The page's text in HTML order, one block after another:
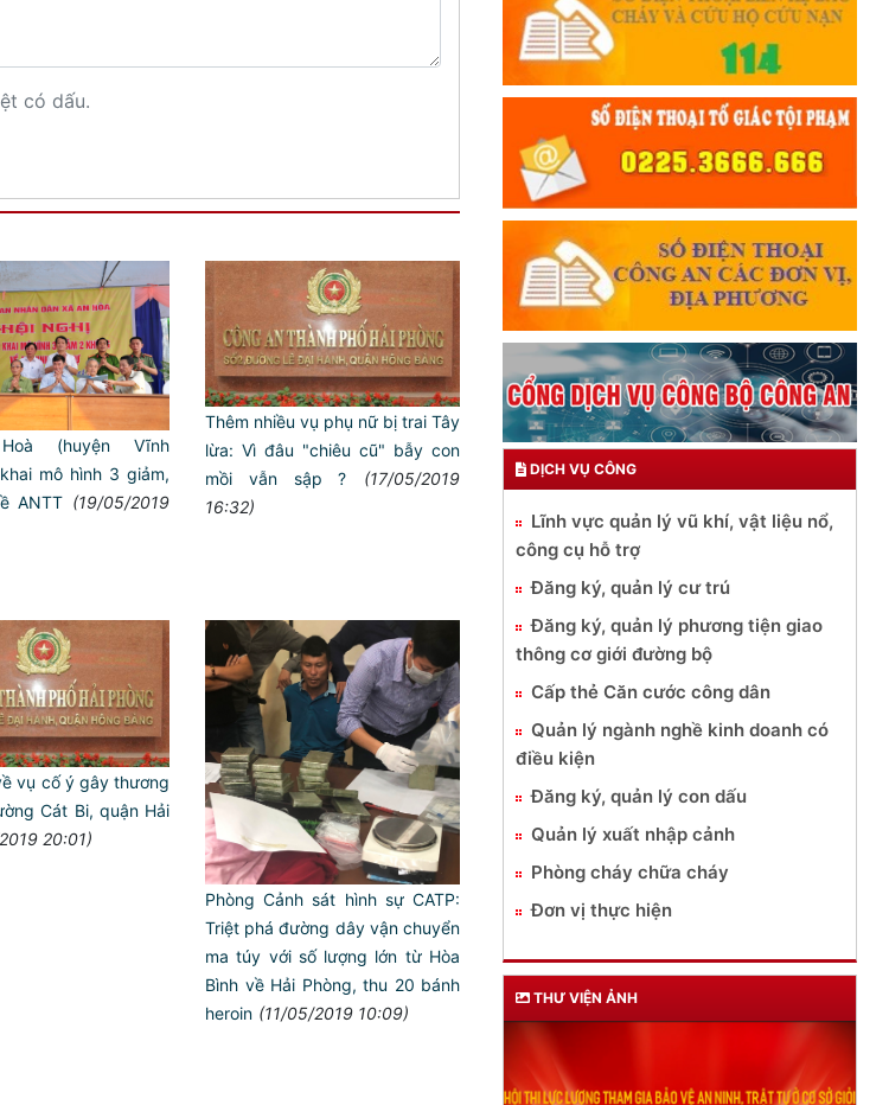
có dấu.
(huyện Vĩnh
mô hình 3 giảm,
ANTT (19/05/2019
Thêm nhiều vụ phụ nữ bị trai Tây
lừa: Vì đâu "chiêu cũ" bẫy con
mồi vẫn sập ?
(17/05/2019
16:32)
vụ cố ý gây thương
Cát Bi, quận Hải
20:01)
Phòng Cảnh sát hình sự CATP:
Triệt phá đường dây vận chuyển
ma túy với số lượng lớn từ Hòa
Bình về Hải Phòng, thu 20 bánh
heroin (11/05/2019 10:09)
DỊCH VỤ CÔNG
Lĩnh vực quản lý vũ khí, vật liệu nổ,
công cụ hỗ trợ
Đăng ký, quản lý cư trú
Đăng ký, quản lý phương tiện giao
thông cơ giới đường bộ
Cấp thẻ Căn cước công dân
Quản lý ngành nghề kinh doanh có
điều kiện
Đăng ký, quản lý con dấu
Quản lý xuất nhập cảnh
Phòng cháy chữa cháy
Đơn vị thực hiện
THƯ VIỆN ẢNH